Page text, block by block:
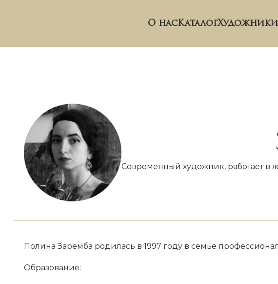
О насКаталогХудожники
Современный художник, работает в
Полина Заремба родилась в 1997 году в семье
Образование: